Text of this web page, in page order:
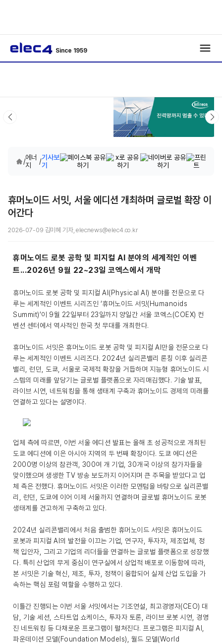
Since 1959
/에너
지
/기사보
기
휴머노이드 서밋, 서울 에디션 개최하며 글로벌 확장 이
어간다
2026-07-09 김미혜 기자, elecnews@elec4.co.kr
휴머노이드 로봇 공학 및 피지컬 AI 분야의 세계적인 이벤
트...2026년 9월 22~23일 코엑스에서 개막
휴머노이드 로봇 공학 및 피지컬 AI(Physical AI) 분야를 전문으로 다
루는 세계적인 이벤트 시리즈인 ‘휴머노이드 서밋(Humanoids
Summit)’이 9월 22일부터 23일까지 양일간 서울 코엑스(COEX) 컨
벤션 센터에서 역사적인 한국 첫 무대를 개최한다.
휴머노이드 서밋은 휴머노이드 로봇 공학 및 피지컬 AI만을 전문으로 다
루는 세계적인 이벤트 시리즈다. 2024년 실리콘밸리 론칭 이후 실리콘
밸리, 런던, 도쿄, 서울로 국제적 확장을 거듭하며 지능형 휴머노이드 시
스템의 미래를 앞당기는 글로벌 플랫폼으로 자리매김했다. 기술 발표,
라이브 시연, 네트워킹을 통해 생태계 구축과 휴머노이드 경제의 미래를
연결하고 있다는 설명이다.
업체 측에 따르면, 이번 서울 에디션 발표는 올해 초 성공적으로 개최된
도쿄 에디션에 이은 아시아 지역의 두 번째 확장이다. 도쿄 에디션은
2000명 이상의 참관객, 300여 개 기업, 30개국 이상의 참가자들을
맞이했으며 생생한 TV 방송 보도까지 이어지며 큰 주목을 받았다고 업
체 측은 전했다. 휴머노이드 서밋은 이러한 모멘텀을 바탕으로 실리콘밸
리, 런던, 도쿄에 이어 이제 서울까지 연결하며 글로벌 휴머노이드 로봇
생태계를 견고하게 구축하고 있다.
2024년 실리콘밸리에서 처음 출범한 휴머노이드 서밋은 휴머노이드
로봇과 피지컬 AI의 발전을 이끄는 기업, 연구자, 투자자, 제조업체, 정
책 입안자, 그리고 기업의 리더들을 연결하는 글로벌 플랫폼으로 성장했
다. 특히 산업의 무게 중심이 연구실에서 상업적 배포로 이동함에 따라,
본 서밋은 기술 혁신, 제조, 투자, 정책이 융합되어 실제 산업 도입을 가
속하는 핵심 포럼 역할을 수행하고 있다.
이틀간 진행되는 이번 서울 서밋에서는 기조연설, 최고경영자(CEO) 대
담, 기술 세션, 스타트업 쇼케이스, 투자자 토론, 라이브 로봇 시연, 경영
진 네트워킹 등 다채로운 프로그램이 펼쳐진다. 프로그램은 피지컬 AI,
파운데이션 모델(Foundation Models), 월드 모델(World